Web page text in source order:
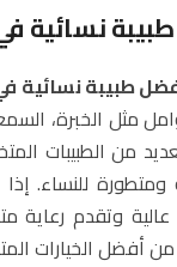
نسائية
طبيبة نسائية
مثل الخبرة،
من الطبيبات
للنساء.
عالية وتقدم رعاية
من أفضل الخيارات